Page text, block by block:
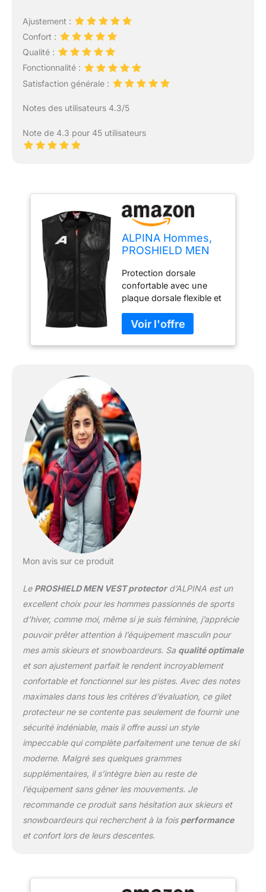
Ajustement :
Confort :
Qualité :
Fonctionnalité :
Satisfaction générale :
Notes des utilisateurs 4.3/5
Note de 4.3 pour 45 utilisateurs
ALPINA Hommes,
PROSHIELD MEN
black, L
Protection dorsale
confortable avec une
plaque dorsale flexible et
respirante Protection
complémentaire grâce à
la couverture des os
optimale grâce au
harnais abdominal
Mon avis sur ce produit
Le PROSHIELD MEN VEST protectord’ALPINA est un
excellent choix pour les hommes passionnés de sports
d’hiver, comme moi, même si je suis féminine, j’apprécie
pouvoir prêter attention à l’équipement masculin pour
mes amis skieurs et snowboardeurs. Sa qualité optimale
et son ajustement parfait le rendent incroyablement
confortable et fonctionnel sur les pistes. Avec des notes
maximales dans tous les critères d’évaluation, ce gilet
protecteur ne se contente pas seulement de fournir une
sécurité indéniable, mais il offre aussi un style
impeccable qui complète parfaitement une tenue de ski
moderne. Malgré ses quelques grammes
supplémentaires, il s’intègre bien au reste de
l’équipement sans gêner les mouvements. Je
recommande ce produit sans hésitation aux skieurs et
snowboardeurs qui recherchent à la fois performance
et confort lors de leurs descentes.